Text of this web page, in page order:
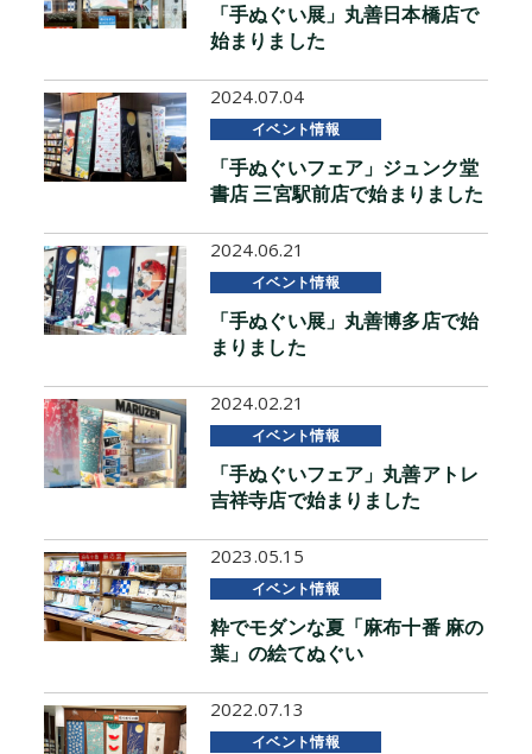
「手ぬぐい展」丸善日本橋店で
始まりました
2024.07.04
イベント情報
「手ぬぐいフェア」ジュンク堂
書店 三宮駅前店で始まりました
2024.06.21
イベント情報
「手ぬぐい展」丸善博多店で始
まりました
2024.02.21
イベント情報
「手ぬぐいフェア」丸善アトレ
吉祥寺店で始まりました
2023.05.15
イベント情報
粋でモダンな夏「麻布十番 麻の
葉」の絵てぬぐい
2022.07.13
イベント情報